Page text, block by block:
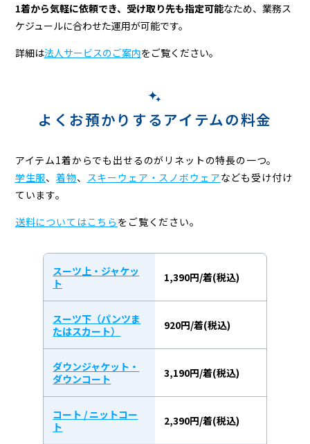
1着から気軽に依頼でき、受け取り先も指定可能なため、業務ス
ケジュールに合わせた運用が可能です。
詳細は法人サービスのご案内をご覧ください。
よくお預かりするアイテムの料金
アイテム1着からでも出せるのがリネットの特長の一つ。
学生服、着物、 スキーウェア・スノボウェアなども受け付け
ています。
送料についてはこちら をご覧ください。
スーツ上・ジャケッ
ト
1,390円/着(税込)
スーツ下（パンツま
たはスカート）
920円/着(税込)
ダウンジャケット・
ダウンコート
3,190円/着(税込)
コート / ニットコー
ト
2,390円/着(税込)